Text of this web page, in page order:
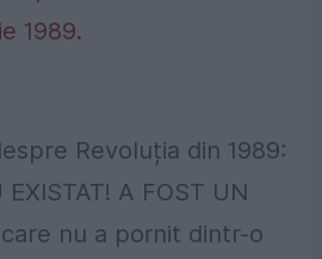
1989.
Revoluția din 1989:
EXISTAT! A FOST UN
care nu a pornit dintr-o